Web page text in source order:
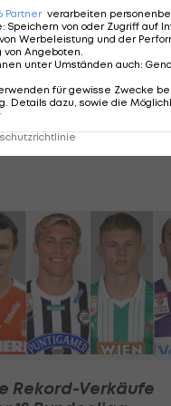
von LAOLA1
Rekord-Verkäufe
Partner verarbeiten
: Speichern von oder Zugriff auf
Werbeleistung und der
von Angeboten.
unter Umständen auch:
für gewisse Zwecke
Details dazu, sowie die